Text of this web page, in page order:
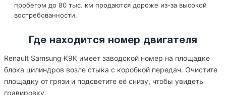
пробегом до 80 тыс. км продаются дороже из-за высокой
востребованности.
Где находится номер двигателя
Renault Samsung K9K имеет заводской номер на площадке
блока цилиндров возле стыка с коробкой передач. Очистите
площадку от грязи и подсветите её снизу, чтобы увидеть
гравировку.